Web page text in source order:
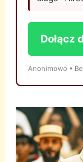
Dołącz
Anonimowo •